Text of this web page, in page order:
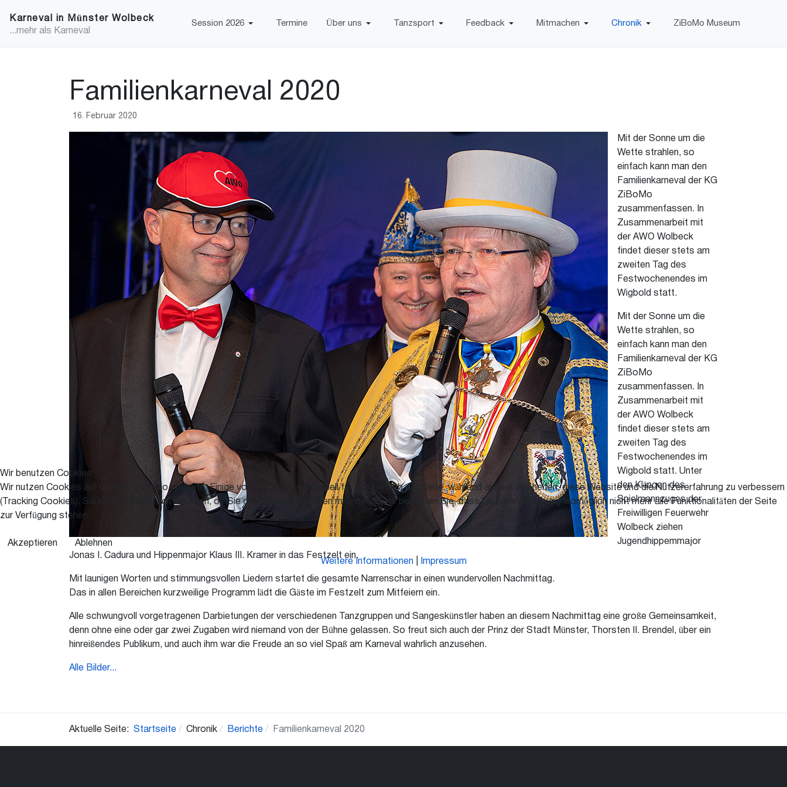
Karneval in Münster Wolbeck
...mehr als Karneval
Session 2026 Termine Über uns Tanzsport Feedback Mitmachen Chronik ZiBoMo Museum
Familienkarneval 2020
16. Februar 2020
Mit der Sonne um die
Wette strahlen, so
einfach kann man den
Familienkarneval der KG
ZiBoMo
zusammenfassen. In
Zusammenarbeit mit
der AWO Wolbeck
findet dieser stets am
zweiten Tag des
Festwochenendes im
Wigbold statt.
Mit der Sonne um die
Wette strahlen, so
einfach kann man den
Familienkarneval der KG
ZiBoMo
zusammenfassen. In
Zusammenarbeit mit
der AWO Wolbeck
findet dieser stets am
zweiten Tag des
Festwochenendes im
Wigbold statt. Unter
den Klängen des
Spielmannzuges der
Freiwilligen Feuerwehr
Wolbeck ziehen
Jugendhippemmajor
Jonas I. Cadura und Hippenmajor Klaus III. Kramer in das Festzelt ein.
Mit launigen Worten und stimmungsvollen Liedern startet die gesamte Narrenschar in einen wundervollen Nachmittag.
Das in allen Bereichen kurzweilige Programm lädt die Gäste im Festzelt zum Mitfeiern ein.
Alle schwungvoll vorgetragenen Darbietungen der verschiedenen Tanzgruppen und Sangeskünstler haben an diesem Nachmittag eine große Gemeinsamkeit,
denn ohne eine oder gar zwei Zugaben wird niemand von der Bühne gelassen. So freut sich auch der Prinz der Stadt Münster, Thorsten II. Brendel, über ein
hinreißendes Publikum, und auch ihm war die Freude an so viel Spaß am Karneval wahrlich anzusehen.
Alle Bilder...
Aktuelle Seite: Startseite Chronik Berichte Familienkarneval 2020
Wir benutzen Cookies
Wir nutzen Cookies auf unserer ZiBoMo Website. Einige von ihnen sind essenziell für den Betrieb der Seite, während andere uns helfen, diese Website und die Nutzererfahrung zu verbessern
(Tracking Cookies). Sie können selbst entscheiden, ob Sie die Cookies zulassen möchten. Bitte beachten Sie, dass bei einer Ablehnung womöglich nicht mehr alle Funktionalitäten der Seite
zur Verfügung stehen.
Akzeptieren Ablehnen
Weitere Informationen| Impressum